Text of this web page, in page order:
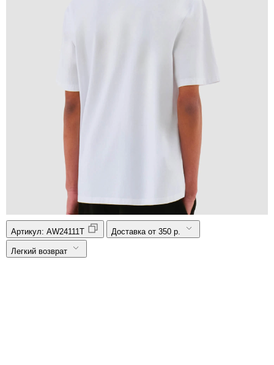
Артикул: AW24111T Доставка от 350 р.
Легкий возврат